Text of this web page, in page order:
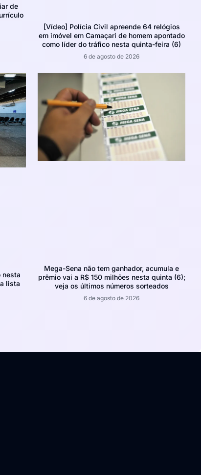
de
[Vídeo] Polícia Civil apreende 64 relógios
em imóvel em Camaçari de homem apontado
como líder do tráfico nesta quinta-feira (6)
6 de agosto de 2026
nesta
lista
Mega-Sena não tem ganhador, acumula e
prêmio vai a R$ 150 milhões nesta quinta (6);
veja os últimos números sorteados
6 de agosto de 2026